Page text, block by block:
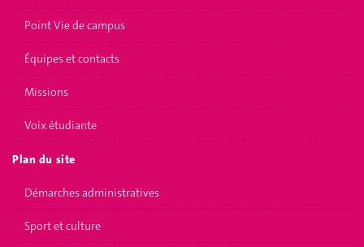
Point Vie de campus
Équipes et contacts
Missions
Voix étudiante
Plan du site
Démarches administratives
Sport et culture